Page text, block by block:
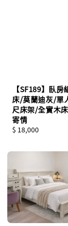
【SF189】臥房
床/莫蘭迪灰/單
尺床架/全實木
寄情
Regular
$ 18,000